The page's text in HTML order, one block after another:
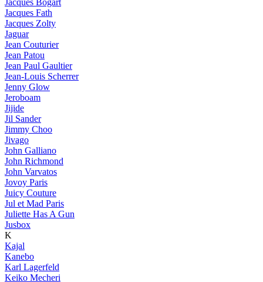
Jacques Bogart
Jacques Fath
Jacques Zolty
Jaguar
Jean Couturier
Jean Patou
Jean Paul Gaultier
Jean-Louis Scherrer
Jenny Glow
Jeroboam
Jijide
Jil Sander
Jimmy Choo
Jivago
John Galliano
John Richmond
John Varvatos
Jovoy Paris
Juicy Couture
Jul et Mad Paris
Juliette Has A Gun
Jusbox
K
Kajal
Kanebo
Karl Lagerfeld
Keiko Mecheri